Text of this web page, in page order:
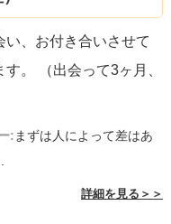
い、お付き合いさせて
。 （出会って3ヶ月、
:まずは人によって差はあ
詳細を見る＞＞